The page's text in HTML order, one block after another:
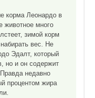
корма Леонардо в
животное много
зимой корм
вес. Не
Эдалт, который
но и он содержит
недавно
процентом жира